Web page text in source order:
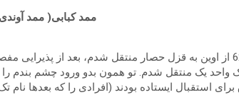
ممد کبابی( ممد
اواخر مرداد 62 از اوین به قزل حصار منتقل شدم، بعد از
واحد یک منتقل شدم. تو همون بدو ورود چشم بندم را
استقبال ایستاده بودند (افرادی را که بعدها